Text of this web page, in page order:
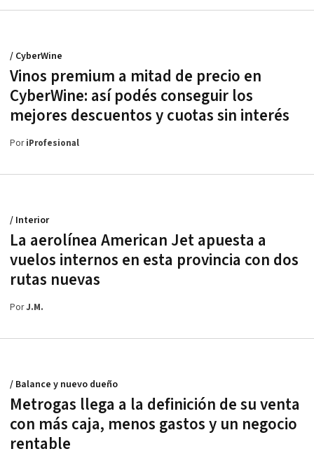
Vinos premium a mitad de precio en
CyberWine: así podés conseguir los
mejores descuentos y cuotas sin interés
/ CyberWine
PoriProfesional
La aerolínea American Jet apuesta a
vuelos internos en esta provincia con dos
rutas nuevas
/ Interior
PorJ.M.
Metrogas llega a la definición de su venta
con más caja, menos gastos y un negocio
rentable
/ Balance y nuevo dueño